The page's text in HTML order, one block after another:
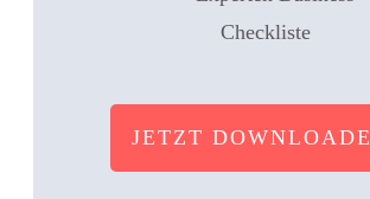
JETZT